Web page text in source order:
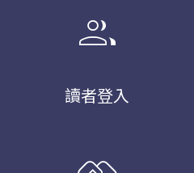
group
讀者登入